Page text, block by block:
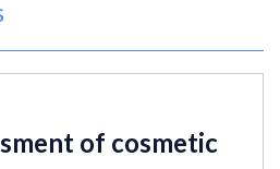
of cosmetic